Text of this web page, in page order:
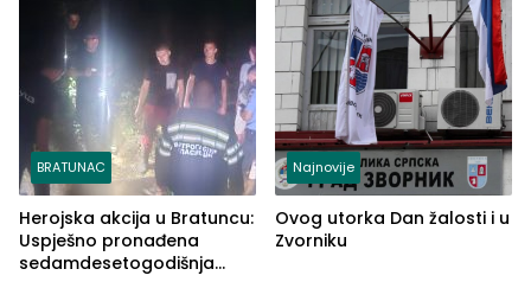
BRATUNAC
Herojska akcija u Bratuncu:
Uspješno pronađena
sedamdesetogodišnja
Najnovije
Ovog utorka Dan žalosti i u
Zvorniku